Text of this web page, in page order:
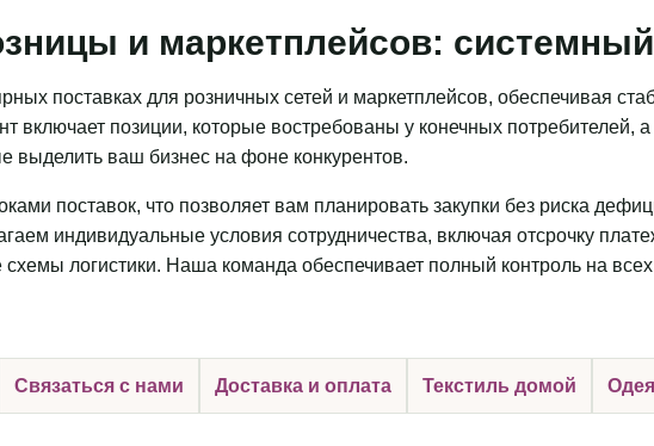
и маркетплейсов:
поставках для розничных сетей и маркетплейсов, обеспечивая
включает позиции, которые востребованы у конечных потребителей, а
выделить ваш бизнес на фоне конкурентов.
поставок, что позволяет вам планировать закупки без риска
индивидуальные условия сотрудничества, включая отсрочку
схемы логистики. Наша команда обеспечивает полный контроль на всех
Связаться с нами Доставка и оплата Текстиль домой